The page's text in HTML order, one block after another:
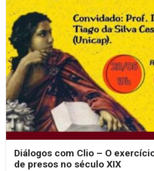
Diálogos com Clio – O
de presos no século XIX